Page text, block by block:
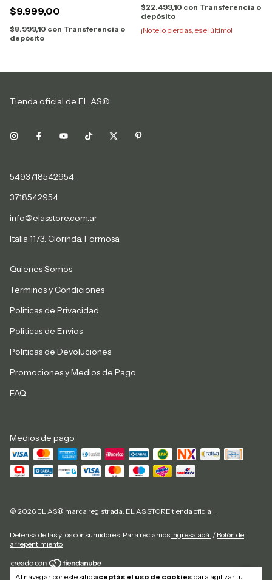
Al navegar por este sitio aceptás el uso de cookies para agilizar tu
$9.999,00
$8.999,10 con Transferencia o
depósito
$22.499,10 con Transferencia o
depósito
¡No te lo pierdas, es el último!
Tienda oficial de EL AS®
5493718542954
3718542954
info@elasstore.com.ar
Italia 1173. Clorinda. Formosa.
Quienes Somos
Terminos y Condiciones
Politicas de Privacidad
Politicas de Envios
Politicas de Devoluciones
Promociones y Medios de Pago
FAQ
Medios de pago
© 2026 EL AS® marca registrada. EL AS STORE tienda oficial.
Defensa de las y los consumidores. Para reclamos ingresá acá. / Botón de
arrepentimiento
Copyright El As Store - 20292884827 - 2026. Todos los derechos reservados.